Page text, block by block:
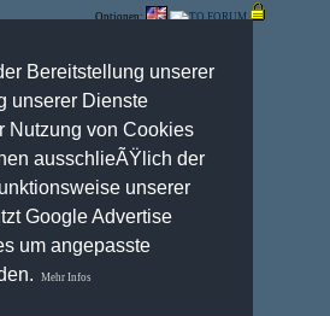
Bereitstellung unserer
unserer Dienste
Nutzung von Cookies
ausschlieÃŸlich der
unserer
Google Advertise
um angepasste
Mehr Infos
Optionen: